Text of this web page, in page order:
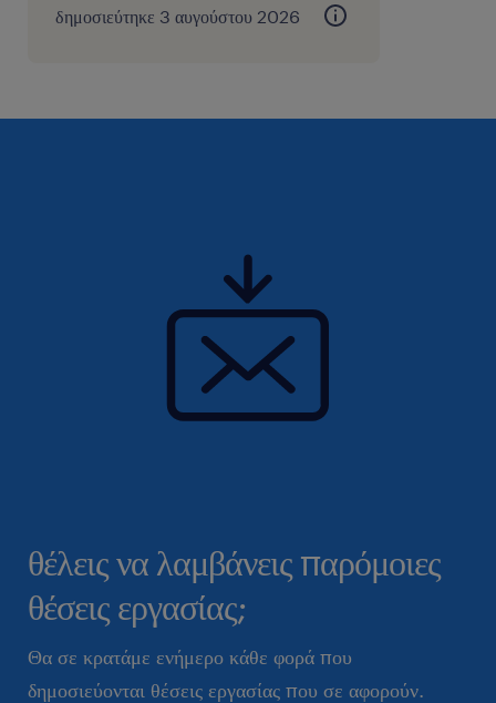
δημοσιεύτηκε 3 αυγούστου 2026
θέλεις να λαμβάνεις παρόμοιες
θέσεις εργασίας;
Θα σε κρατάμε ενήμερο κάθε φορά που
δημοσιεύονται θέσεις εργασίας που σε αφορούν.